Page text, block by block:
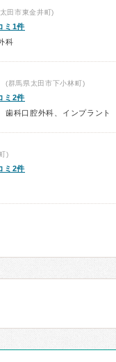
田市東金井町)
ミ1件
科
(群馬県太田市下小林町)
ミ2件
歯科口腔外科、インプラント
)
ミ2件